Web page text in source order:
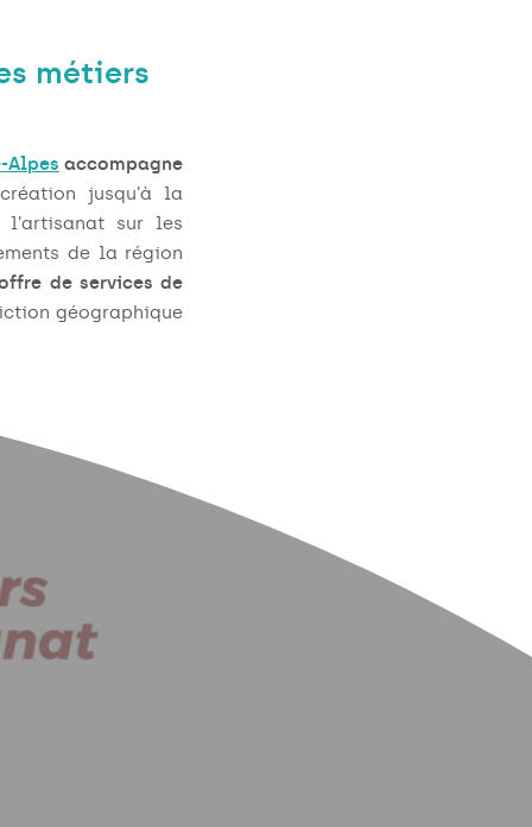
métiers
Alpes accompagne
jusqu’à la
l’artisanat sur les
de la région
de services de
géographique